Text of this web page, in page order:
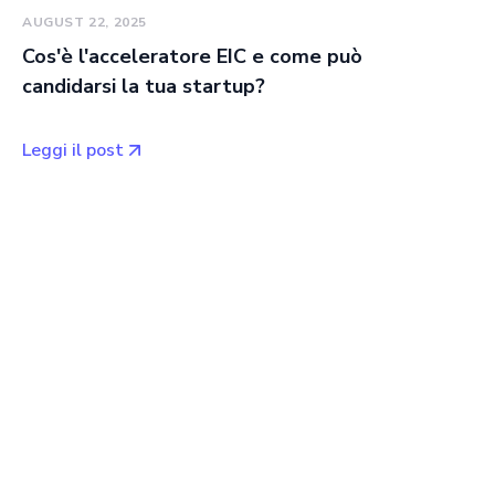
AUGUST 22, 2025
Cos'è l'acceleratore EIC e come può
candidarsi la tua startup?
Leggi il post